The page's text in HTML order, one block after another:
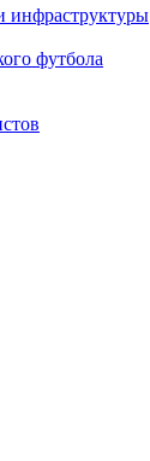
инфраструктуры
футбола